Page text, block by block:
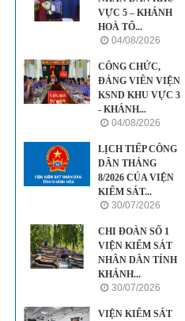
VỰC 5 – KHÁNH
HOÀ TỔ...
04/08/2026
CÔNG CHỨC,
ĐẢNG VIÊN VIỆN
KSND KHU VỰC 3
- KHÁNH...
04/08/2026
LỊCH TIẾP CÔNG
DÂN THÁNG
8/2026 CỦA VIỆN
KIỂM SÁT...
30/07/2026
CHI ĐOÀN SỐ 1
VIỆN KIỂM SÁT
NHÂN DÂN TỈNH
KHÁNH...
30/07/2026
VIỆN KIỂM SÁT